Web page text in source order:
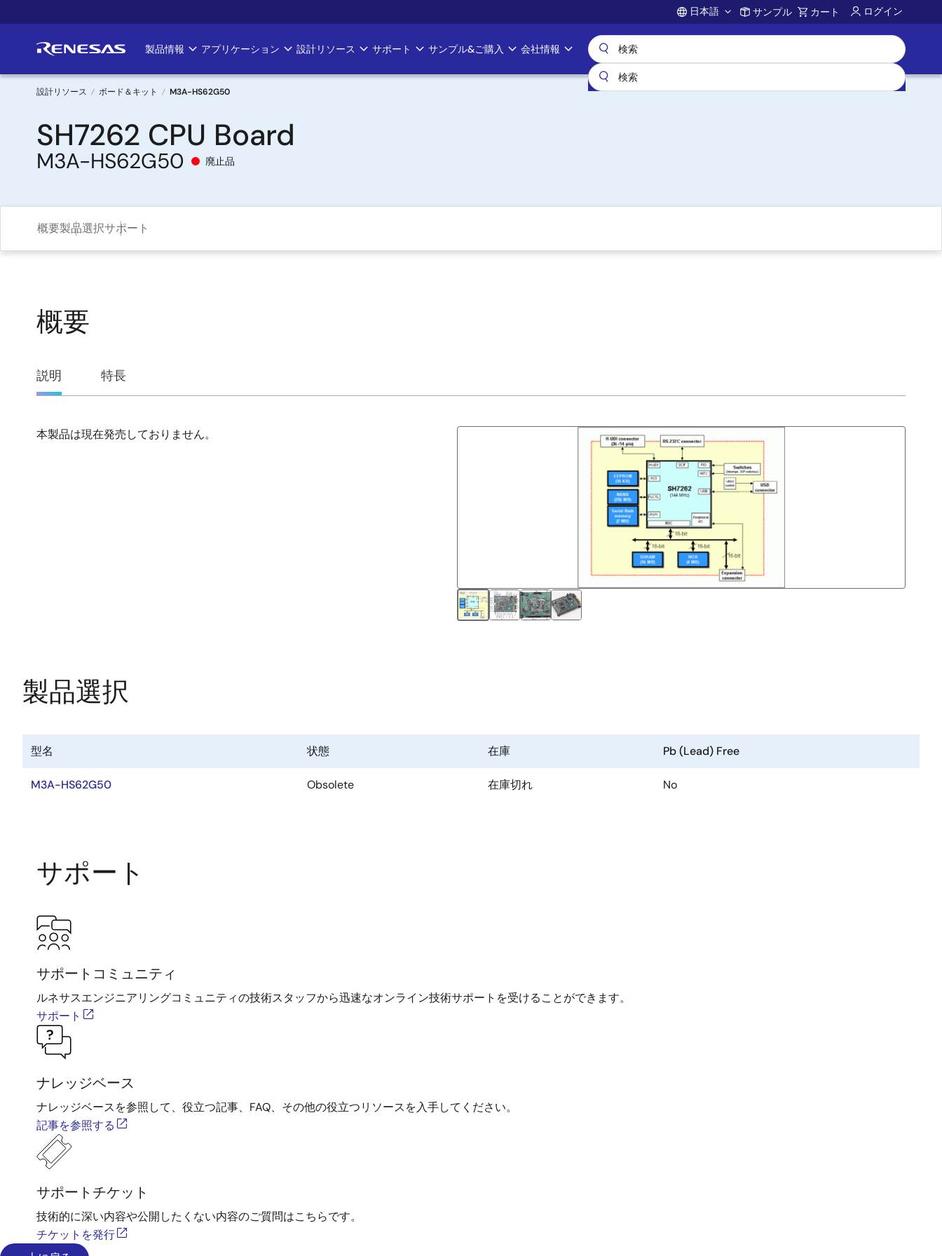
イ
ン
Account
日本語 サンプル カート ログイン
Main
navigation
製品情報 アプリケーション 設計リソース サポート サンプル&ご購入 会社情報
パ
ン
ず
設計リソース ボード＆キット M3A-HS62G50
SH7262 CPU Board
M3A-HS62G50 廃止品
概要製品選択サポート
概要
概
説明 特長
本製品は現在発売しておりません。
製品選択
型名 状態 在庫 Pb (Lead) Free
M3A-HS62G50 Obsolete 在庫切れ No
サポート
サポートコミュニティ
ルネサスエンジニアリングコミュニティの技術スタッフから迅速なオンライン技術サポートを受けることができます。
サポート
ナレッジベース
ナレッジベースを参照して、役立つ記事、FAQ、その他の役立つリソースを入手してください。
記事を参照する
サポートチケット
技術的に深い内容や公開したくない内容のご質問はこちらです。
チケットを発行